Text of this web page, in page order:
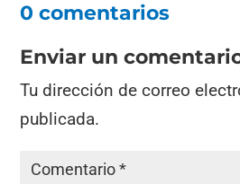
0 comentarios
Enviar un
Tu dirección de correo
publicada.